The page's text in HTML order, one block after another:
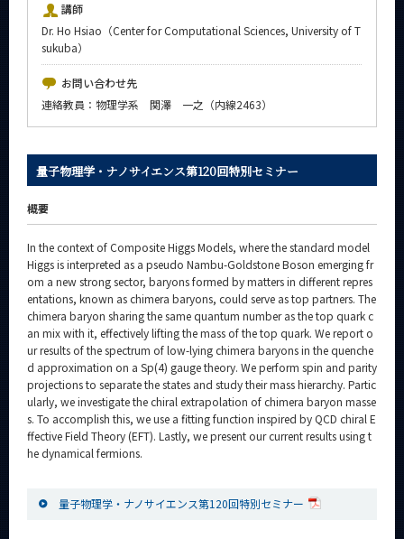
講師
Dr. Ho Hsiao（Center for Computational Sciences, University of T
sukuba）
お問い合わせ先
連絡教員：物理学系 関澤 一之（内線2463）
量子物理学・ナノサイエンス第120回特別セミナー
概要
In the context of Composite Higgs Models, where the standard model
Higgs is interpreted as a pseudo Nambu-Goldstone Boson emerging fr
om a new strong sector, baryons formed by matters in different repres
entations, known as chimera baryons, could serve as top partners. The
chimera baryon sharing the same quantum number as the top quark c
an mix with it, effectively lifting the mass of the top quark. We report o
ur results of the spectrum of low-lying chimera baryons in the quenche
d approximation on a Sp(4) gauge theory. We perform spin and parity
projections to separate the states and study their mass hierarchy. Partic
ularly, we investigate the chiral extrapolation of chimera baryon masse
s. To accomplish this, we use a fitting function inspired by QCD chiral E
ffective Field Theory (EFT). Lastly, we present our current results using t
he dynamical fermions.
量子物理学・ナノサイエンス第120回特別セミナー
今後の課程別イベント
年別アーカイブ
系詳細情報